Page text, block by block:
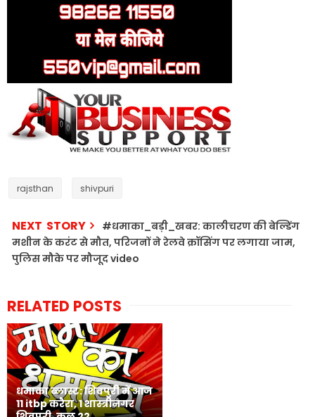
rajsthan shivpuri
NEXT STORY
#धमाका_बड़ी_खबर: कालीचरण की बेल्डिंग
मशीन के करंट से मौत, परिजनों ने रेलवे क्रॉसिंग पर लगाया जाम,
पुलिस मौके पर मौजूद video
RELATED POSTS
धमाका ब्लास्ट: शिवपुरी में आज
11 itbp करैरा, 1 शास्त्रीनगर